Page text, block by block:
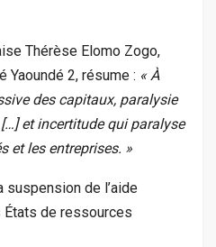
Thérèse Elomo Zogo,
Yaoundé 2, résume : « À
des capitaux, paralysie
et incertitude qui paralyse
et les entreprises. »
suspension de l’aide
États de ressources